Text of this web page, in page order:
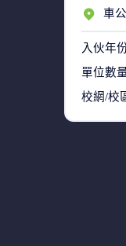
車
入伙年
單位數
校網/校